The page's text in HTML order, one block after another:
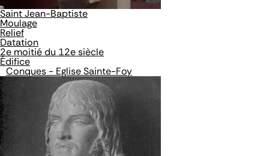
Saint Jean-Baptiste
Moulage
Relief
Datation
2e moitié du 12e siècle
Édifice
Conques - Eglise Sainte-Foy